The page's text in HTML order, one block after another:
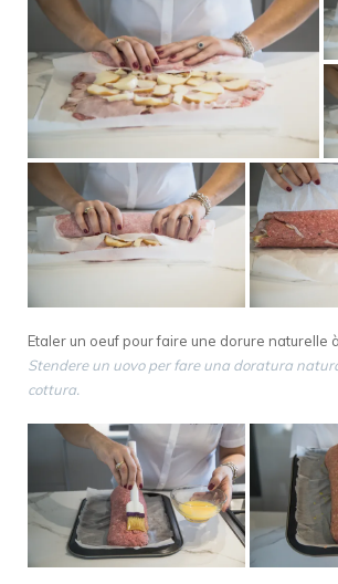
Etaler un oeuf pour faire une dorure naturelle
Stendere un uovo per fare una doratura
cottura.